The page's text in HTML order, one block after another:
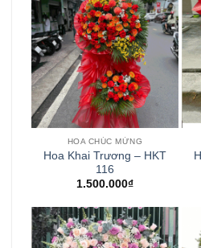
HOA CHÚC MỪNG
Hoa Khai Trương – HKT
116
1.500.000₫